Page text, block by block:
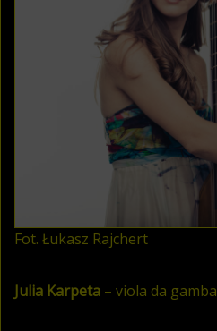
Fot. Łukasz Rajchert
Julia Karpeta – viola da gamba